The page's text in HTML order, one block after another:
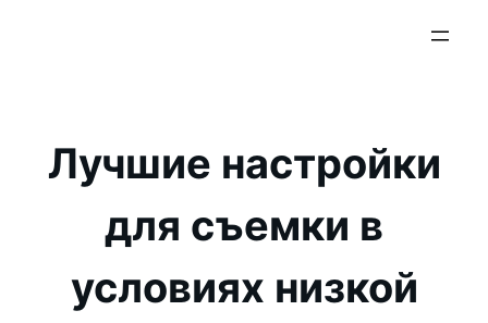
Лучшие настройки
для съемки в
условиях низкой